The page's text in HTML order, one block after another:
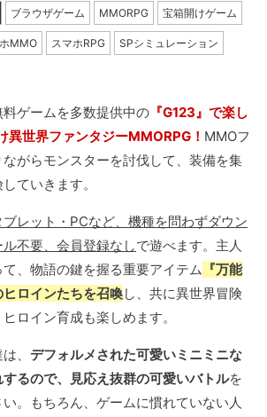
ブラウザゲーム MMORPG 宝箱開けゲーム
MMO スマホRPG SPシミュレーション
ゲームを多数提供中の 『G123』で楽し
異世界ファンタジーMMORPG！ MMOフ
がらモンスターを討伐して、装備を集
ていきます。
レット・PCなど、機種を問わずダウン
不要、会員登録なしで遊べます。主人
、物語の鍵を握る重要アイテム 『万能
ロインたちを召喚し、共に異世界冒険
ロイン育成も楽しめます。
、 デフォルメされた可愛いミニミニな
るので、見応え抜群の可愛いバトルを
。もちろん、ゲームに慣れていない人